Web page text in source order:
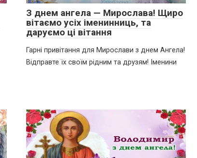
З днем ангела — Мирослава! Щиро
вітаємо усіх іменинниць, та
даруємо ці вітання
Гарні привітання для Мирослави з днем Ангела!
Відправте їх своїм рідним та друзям! Іменини